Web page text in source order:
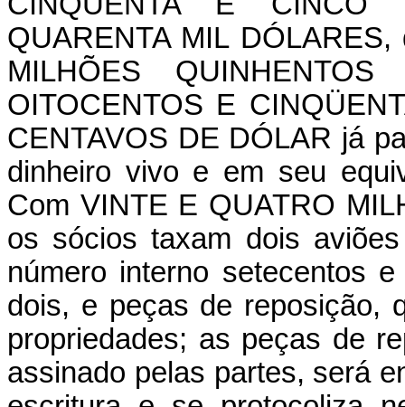
QUARENTA MIL
MILHÕES
OITOCENTOS E
CENTAVOS DE DÓLAR já
dinheiro vivo e em seu
Com VINTE E QUATRO
os sócios taxam dois
número interno setecentos
dois, e peças de reposição,
propriedades; as peças de
assinado pelas partes, será